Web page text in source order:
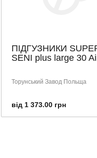
ПІДГУЗНИКИ
SENI plus large 30
Торунський Завод Польща
від 1 373.00 грн